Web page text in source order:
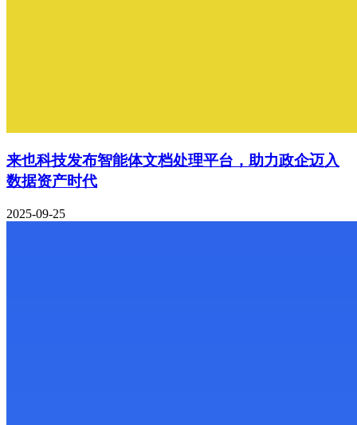
来也科技发布智能体文档处理平台，助力政企迈入
数据资产时代
2025-09-25